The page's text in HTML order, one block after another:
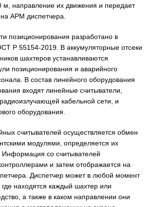
направление их движения и передает
АРМ диспетчера.
позиционирования разработано в
Р 55154-2019. В аккумуляторные отсеки
шахтеров устанавливаются
позиционирования и аварийного
В состав линейного оборудования
входят линейные считыватели,
кабельной сети, и
оборудования.
считывателей осуществляется обмен
модулями, определяется их
со считывателей
и затем отображается на
Диспетчер может в любой момент
находятся каждый шахтер или
а также в каком направлении они